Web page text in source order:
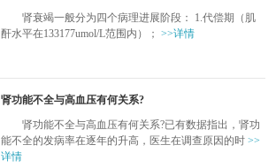
肾衰竭一般分为四个病理进展阶段： 1.代偿期（肌
酐水平在133177umol/L范围内）； >>详情
肾功能不全与高血压有何关系?
肾功能不全与高血压有何关系?已有数据指出，肾功
能不全的发病率在逐年的升高，医生在调查原因的时 >>
详情